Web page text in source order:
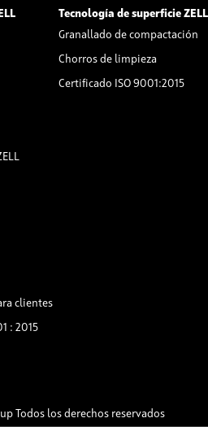
clientes
: 2015
Tecnología de superficie ZELL
Granallado de compactación
Chorros de limpieza
Certificado ISO 9001:2015
Todos los derechos reservados